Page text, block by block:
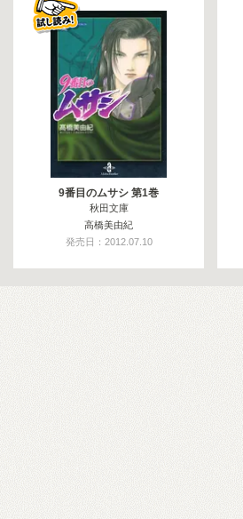
9番目のムサシ 第1巻
秋田文庫
高橋美由紀
発売日：2012.07.10